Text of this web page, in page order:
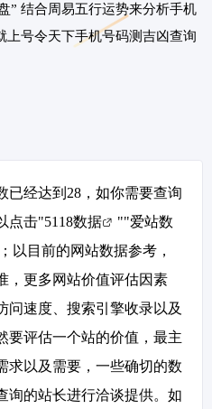
” 结合周易五行运势来分析手机
上号令天下手机号码测吉凶查询
已经达到28，如你需要查询
点击"5118数据 ""爱站数
以目前的网站数据参考，
，更多网站价值评估因素
问速度、搜索引擎收录以及
要评估一个站的价值，最主
求以及需要，一些确切的数
询的站长进行洽谈提供。如